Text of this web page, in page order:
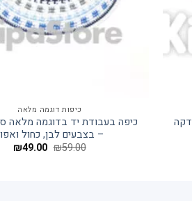
כיפות דוגמה מלאה
כיפה בעבודת יד בדוגמה מלאה
– בצבעים לבן, כחול
₪59.00 המחיר₪49.00